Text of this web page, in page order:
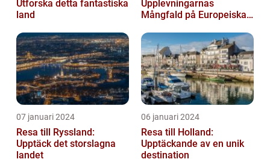
Utforska detta fantastiska
land
Upplevningarnas
Mångfald på Europeiska
07 januari 2024
Resa till Ryssland:
Upptäck det storslagna
landet
06 januari 2024
Resa till Holland:
Upptäckande av en unik
destination